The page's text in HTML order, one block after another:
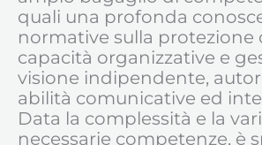
quali una profonda
normative sulla protezione
capacità organizzative e
visione indipendente,
abilità comunicative ed
Data la complessità e la
necessarie competenze, è